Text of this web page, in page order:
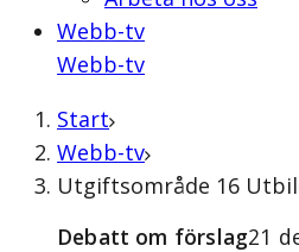
Webb-tv
Webb-tv
Start
Webb-tv
Utgiftsområde 16
Debatt om förslag21